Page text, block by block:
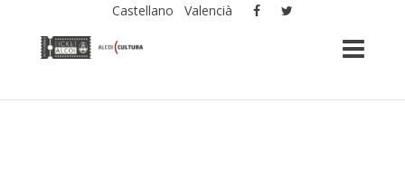
Castellano Valencià